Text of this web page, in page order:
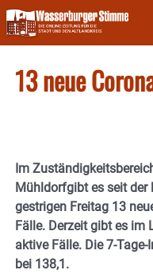
Skip
to
content
13 neue
Im
Mühldorfgibt es seit
gestrigen Freitag 13
Fälle. Derzeit gibt es im
aktive Fälle. Die 7-
bei 138,1.